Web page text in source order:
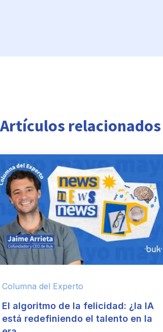
Artículos relacionados
Columna del Experto
El algoritmo de la felicidad: ¿la IA
está redefiniendo el talento en la